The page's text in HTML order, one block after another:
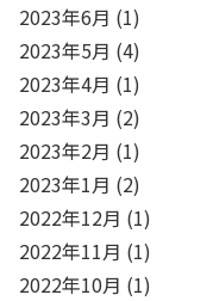
2023年6月 (1)
2023年5月 (4)
2023年4月 (1)
2023年3月 (2)
2023年2月 (1)
2023年1月 (2)
2022年12月 (1)
2022年11月 (1)
2022年10月 (1)